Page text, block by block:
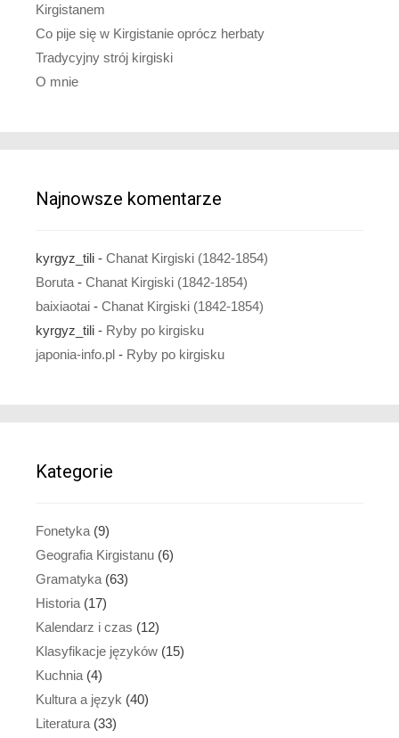
Kirgistanem
Co pije się w Kirgistanie oprócz herbaty
Tradycyjny strój kirgiski
O mnie
Najnowsze komentarze
kyrgyz_tili - Chanat Kirgiski (1842-1854)
Boruta - Chanat Kirgiski (1842-1854)
baixiaotai - Chanat Kirgiski (1842-1854)
kyrgyz_tili - Ryby po kirgisku
japonia-info.pl - Ryby po kirgisku
Kategorie
Fonetyka (9)
Geografia Kirgistanu (6)
Gramatyka (63)
Historia (17)
Kalendarz i czas (12)
Klasyfikacje języków (15)
Kuchnia (4)
Kultura a język (40)
Literatura (33)